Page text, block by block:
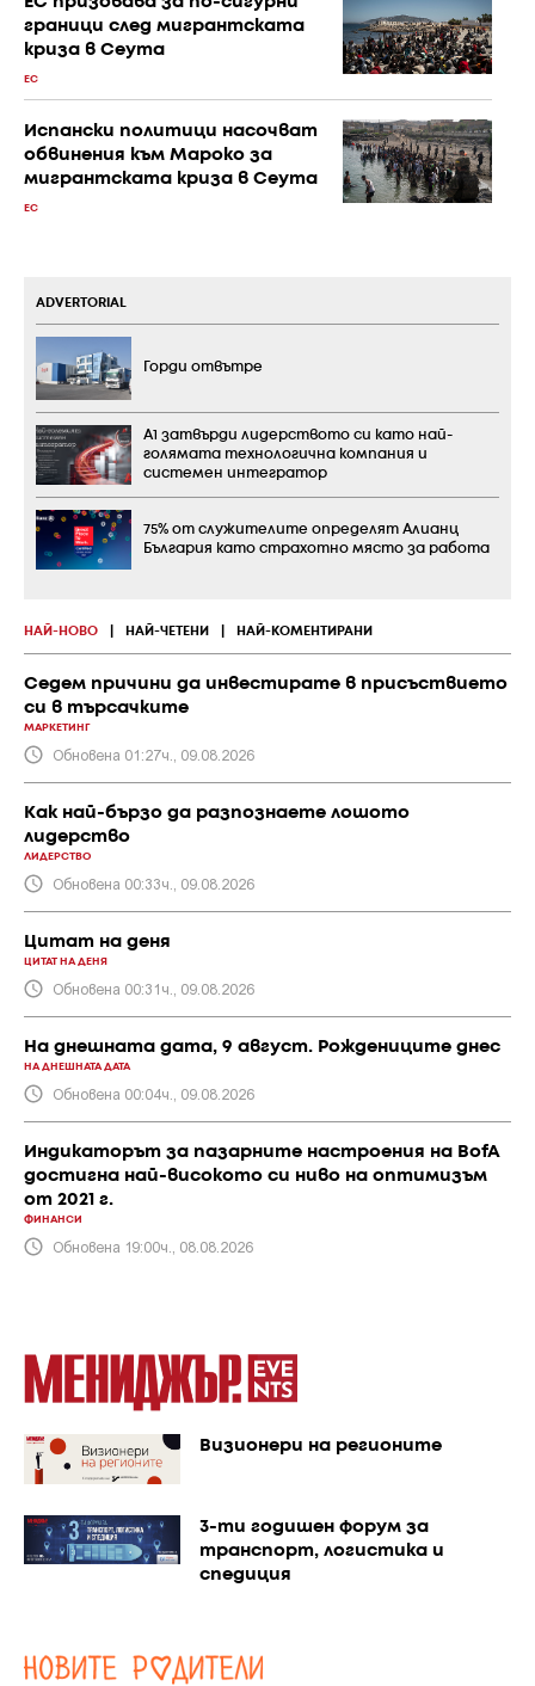
граници след мигрантската
криза в Сеута
ЕС
Испански политици насочват
обвинения към Мароко за
мигрантската криза в Сеута
ЕС
НАЙ-НОВО НАЙ-ЧЕТЕНИ НАЙ-КОМЕНТИРАНИ
Седем причини да инвестирате в присъствието
си в търсачките
МАРКЕТИНГ
Обновена 01:27ч., 09.08.2026
Как най-бързо да разпознаете лошото
лидерство
ЛИДЕРСТВО
Обновена 00:33ч., 09.08.2026
Цитат на деня
ЦИТАТ НА ДЕНЯ
Обновена 00:31ч., 09.08.2026
На днешната дата, 9 август. Рождениците днес
НА ДНЕШНАТА ДАТА
Обновена 00:04ч., 09.08.2026
Индикаторът за пазарните настроения на BofA
достигна най-високото си ниво на оптимизъм
от 2021 г.
ФИНАНСИ
Обновена 19:00ч., 08.08.2026
ADVERTORIAL
Горди отвътре
А1 затвърди лидерството си като най-
голямата технологична компания и
системен интегратор
75% от служителите определят Алианц
България като страхотно място за работа
Визионери на регионите
3-ти годишен форум за
транспорт, логистика и
спедиция